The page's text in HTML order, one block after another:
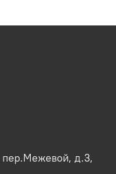
пер.Межевой, д.3,